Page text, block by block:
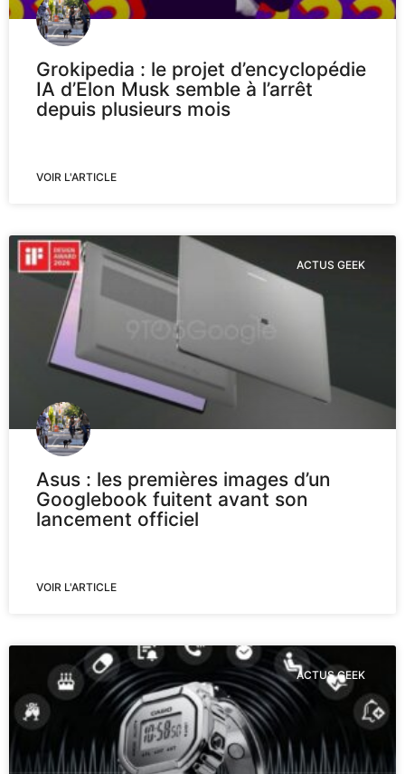
Grokipedia : le projet d’encyclopédie
IA d’Elon Musk semble à l’arrêt
depuis plusieurs mois
VOIR L'ARTICLE
ACTUS GEEK
Asus : les premières images d’un
Googlebook fuitent avant son
lancement officiel
VOIR L'ARTICLE
ACTUS GEEK